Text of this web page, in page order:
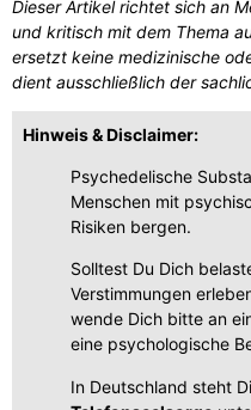
Dieser Artikel richtet sich an
und kritisch mit dem Thema
ersetzt keine medizinische
dient ausschließlich der
Hinweis & Disclaimer:
Psychedelische
Menschen mit
Risiken bergen.
Solltest Du Dich
Verstimmungen
wende Dich bitte an
eine psychologische
In Deutschland steht